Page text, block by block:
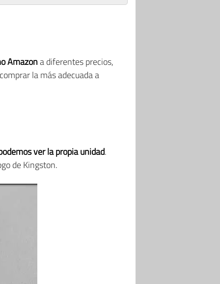
Amazona diferentes precios,
la más adecuada a
ver la propia unidad.
de Kingston.